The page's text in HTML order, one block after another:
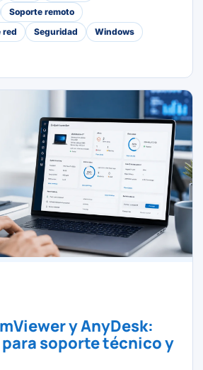
Soporte remoto
red
Seguridad
Windows
y AnyDesk:
soporte técnico y